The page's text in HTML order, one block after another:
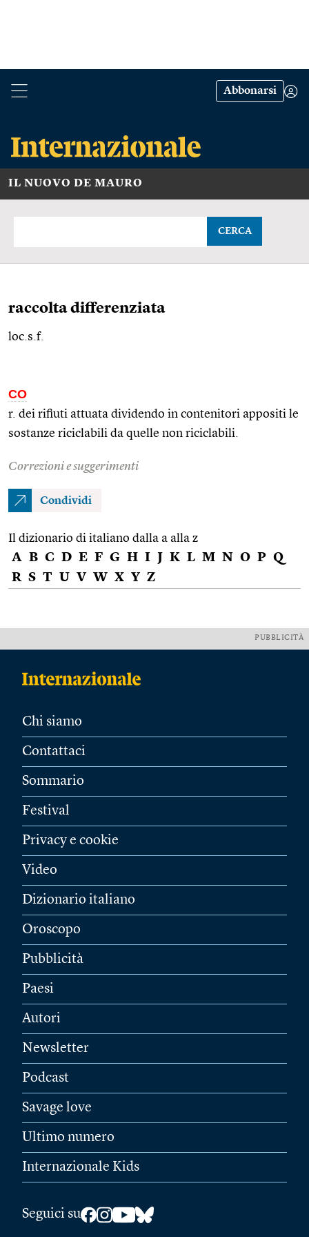
Abbonarsi
IL NUOVO DE MAURO
CERCA
raccolta differenziata
loc.s.f.
CO
r. dei rifiuti attuata dividendo in contenitori appositi le
sostanze riciclabili da quelle non riciclabili.
Correzioni e suggerimenti
Condividi
Il dizionario di italiano dalla a alla z
A B C D E F G H I J K L M N O P Q
R S T U V W X Y Z
PUBBLICITÀ
Chi siamo
Contattaci
Sommario
Festival
Privacy e cookie
Video
Dizionario italiano
Oroscopo
Pubblicità
Paesi
Autori
Newsletter
Podcast
Savage love
Ultimo numero
Internazionale Kids
Seguici su